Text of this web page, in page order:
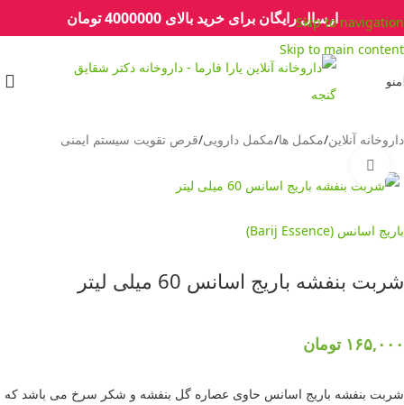
Skip to navigation
Skip to main content
ارسال رایگان برای خرید بالای 4000000 تومان
منو
داروخانه آنلاین/مکمل ها/مکمل دارویی/قرص تقویت سیستم ایمنی
باریج اسانس (Barij Essence)
شربت ‎بنفشه باریج اسانس 60 میلی لیتر
۱۶۵,۰۰۰ تومان
شربت بنفشه باریج اسانس حاوی عصاره گل بنفشه و شکر سرخ می باشد که